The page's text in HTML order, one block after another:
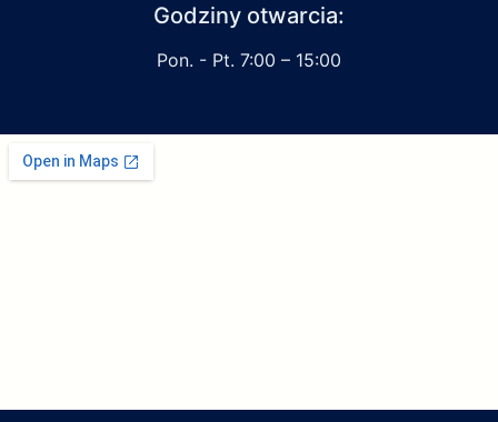
Godziny otwarcia:
Pon. - Pt. 7:00 – 15:00